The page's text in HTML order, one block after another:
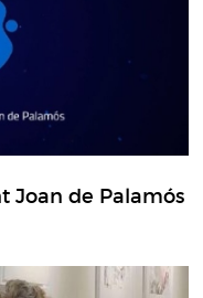
Joan de Palamós